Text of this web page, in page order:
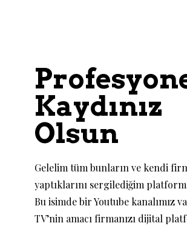
Kaydınız
Olsun
Gelelim tüm bunların ve kendi
yaptıklarını sergilediğim
Bu isimde bir Youtube kanalımız
TV’nin amacı firmanızı dijital